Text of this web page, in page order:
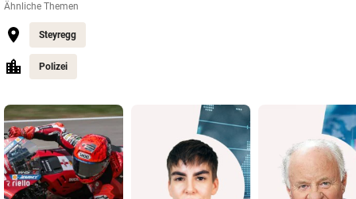
Ähnliche Themen
Steyregg
Polizei